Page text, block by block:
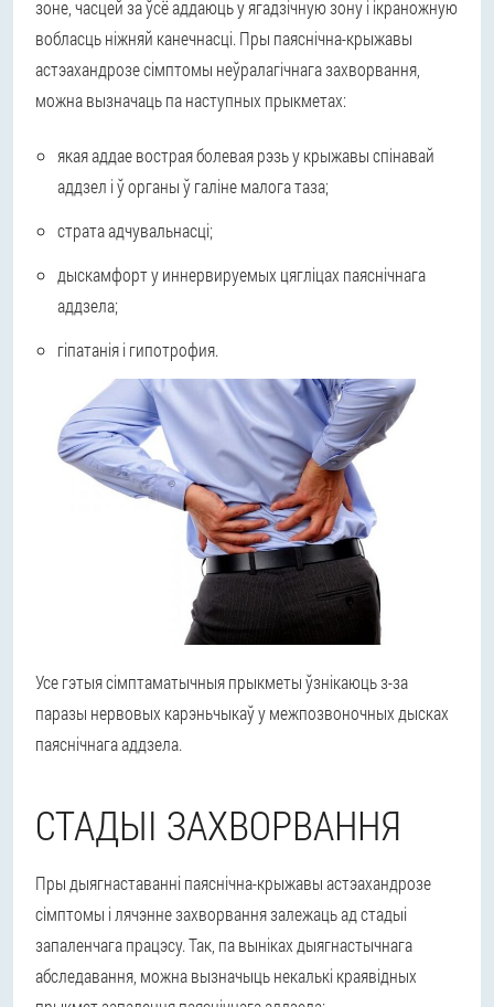
зоне, часцей за ўсё аддаюць у ягадзічную зону і ікраножную
вобласць ніжняй канечнасці. Пры паяснічна-крыжавы
астэахандрозе сімптомы неўралагічнага захворвання,
можна вызначаць па наступных прыкметах:
якая аддае вострая болевая рэзь у крыжавы спінавай
аддзел і ў органы ў галіне малога таза;
страта адчувальнасці;
дыскамфорт у иннервируемых цягліцах паяснічнага
аддзела;
гіпатанія і гипотрофия.
Усе гэтыя сімптаматычныя прыкметы ўзнікаюць з-за
паразы нервовых карэньчыкаў у межпозвоночных дысках
паяснічнага аддзела.
СТАДЫІ ЗАХВОРВАННЯ
Пры дыягнаставанні паяснічна-крыжавы астэахандрозе
сімптомы і лячэнне захворвання залежаць ад стадыі
запаленчага працэсу. Так, па выніках дыягнастычнага
абследавання, можна вызначыць некалькі краявідных